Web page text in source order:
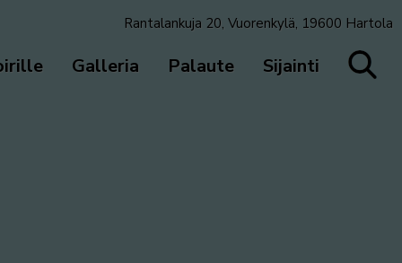
Rantalankuja 20, Vuorenkylä, 19600 Hartola
Galleria Palaute Sijainti